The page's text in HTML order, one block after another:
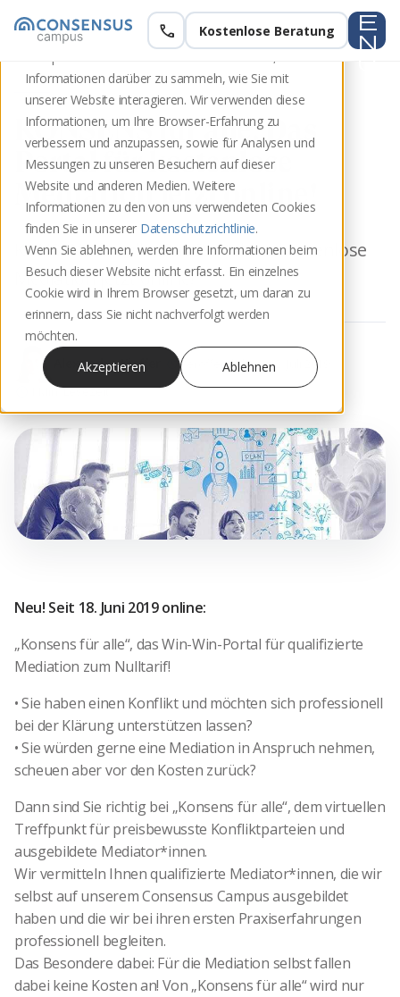
Diese Website speichert Cookies auf Ihrem
Informationen darüber zu sammeln, wie Sie mit
unserer Website interagieren. Wir verwenden diese
Informationen, um Ihre Browser-Erfahrung zu
verbessern und anzupassen, sowie für Analysen und
Messungen zu unseren Besuchern auf dieser
Website und anderen Medien. Weitere
Informationen zu den von uns verwendeten Cookies
finden Sie in unserer Datenschutzrichtlinie.
Wenn Sie ablehnen, werden Ihre Informationen beim
Besuch dieser Website nicht erfasst. Ein einzelnes
Cookie wird in Ihrem Browser gesetzt, um daran zu
erinnern, dass Sie nicht nachverfolgt werden
möchten.
Akzeptieren
Ablehnen
call Kostenlose Beratung
e
n
KONSENS für alle. Das
Portal für kostenlose
Mediation jetzt online!
KONSENS für alle. Das Portal für kostenlose
Mediation jetzt online!
Alexandra Kieffer updateVeröffentlicht am 2. Juli 2019
1 Min. Lesezeit
Neu! Seit 18. Juni 2019 online:
„Konsens für alle“, das Win-Win-Portal für qualifizierte
Mediation zum Nulltarif!
• Sie haben einen Konflikt und möchten sich professionell
bei der Klärung unterstützen lassen?
• Sie würden gerne eine Mediation in Anspruch nehmen,
scheuen aber vor den Kosten zurück?
Dann sind Sie richtig bei „Konsens für alle“, dem virtuellen
Treffpunkt für preisbewusste Konfliktparteien und
ausgebildete Mediator*innen.
Wir vermitteln Ihnen qualifizierte Mediator*innen, die wir
selbst auf unserem Consensus Campus ausgebildet
haben und die wir bei ihren ersten Praxiserfahrungen
professionell begleiten.
Das Besondere dabei: Für die Mediation selbst fallen
dabei keine Kosten an! Von „Konsens für alle“ wird nur